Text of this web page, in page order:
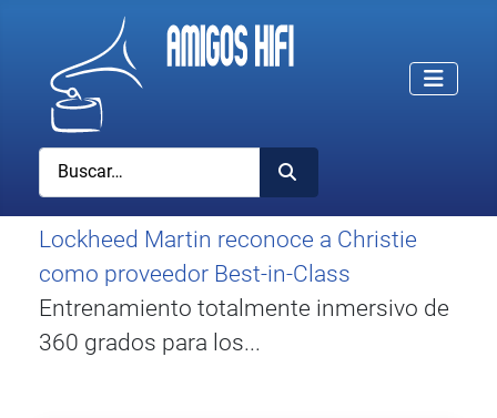
Buscar
Lockheed Martin reconoce a Christie
como proveedor Best-in-Class
Entrenamiento totalmente inmersivo de
360 grados para los...